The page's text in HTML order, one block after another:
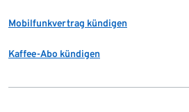
Mobilfunkvertrag kündigen
Kaffee-Abo kündigen